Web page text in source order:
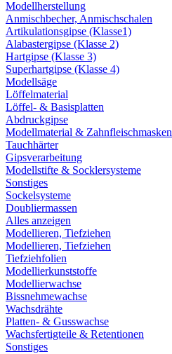
Modellherstellung
Anmischbecher, Anmischschalen
Artikulationsgipse (Klasse1)
Alabastergipse (Klasse 2)
Hartgipse (Klasse 3)
Superhartgipse (Klasse 4)
Modellsäge
Löffelmaterial
Löffel- & Basisplatten
Abdruckgipse
Modellmaterial & Zahnfleischmasken
Tauchhärter
Gipsverarbeitung
Modellstifte & Socklersysteme
Sonstiges
Sockelsysteme
Doubliermassen
Alles anzeigen
Modellieren, Tiefziehen
Modellieren, Tiefziehen
Tiefziehfolien
Modellierkunststoffe
Modellierwachse
Bissnehmewachse
Wachsdrähte
Platten- & Gusswachse
Wachsfertigteile & Retentionen
Sonstiges